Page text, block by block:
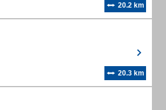
20.2 km
20.3 km